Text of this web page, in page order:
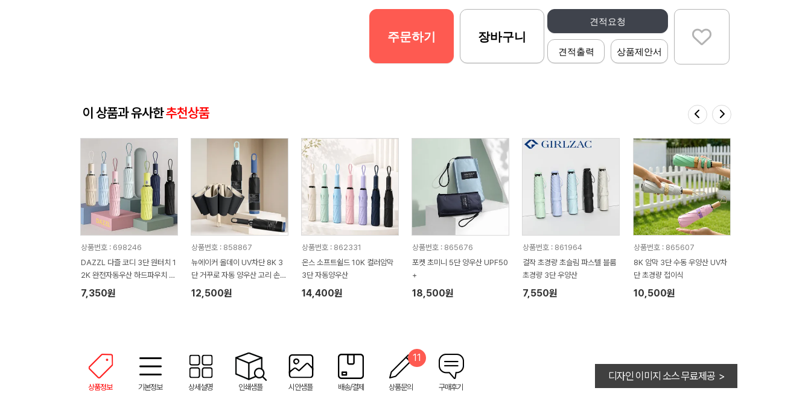
견적요청
견적출력 상품제안서
주문하기 장바구니
이 상품과 유사한추천상품
상품번호 : 698246
DAZZL 다즐 코디 3단 원터치 1
2K 완전자동우산 하드파우치 포
함 (풀칼라인쇄)
7,350원
상품번호 : 858867
뉴에이커 올데이 UV차단 8K 3
단 거꾸로 자동 양우산 고리 손잡
이
12,500원
상품번호 : 862331
온스 소프트쉴드 10K 컬러암막
3단 자동양우산
14,400원
상품번호 : 865676
포켓 초미니 5단 양우산 UPF50
+
18,500원
상품번호 : 861964
걸작 초경량 초슬림 파스텔 블룸
초경량 3단 우양산
7,550원
상품번호 : 865607
8K 암막 3단 수동 우양산 UV차
단 초경량 접이식
10,500원
상품정보 기본정보 상세설명 인쇄샘플 시안샘플 배송/결제 상품문의
11
구매후기
디자인 이미지 소스 무료제공 >